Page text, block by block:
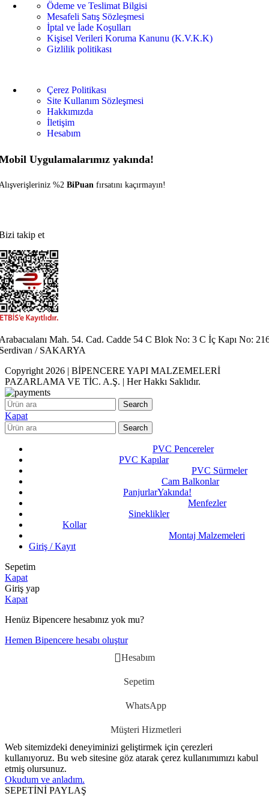
Ödeme ve Teslimat Bilgisi
Mesafeli Satış Sözleşmesi
İptal ve İade Koşulları
Kişisel Verileri Koruma Kanunu (K.V.K.K)
Gizlilik politikası
Çerez Politikası
Site Kullanım Sözleşmesi
Hakkımızda
İletişim
Hesabım
Uygulamalarımız yakında!
%2 BiPuan fırsatını kaçırmayın!
takip et
Mah. 54. Cad. Cadde 54 C Blok No: 3 C İç Kapı No:
/ SAKARYA
Copyright 2026 | BİPENCERE YAPI MALZEMELERİ
PAZARLAMA VE TİC. A.Ş. | Her Hakkı Saklıdır.
Search
Kapat
Search
PVC Pencereler
PVC Kapılar
PVC Sürmeler
Cam Balkonlar
PanjurlarYakında!
Menfezler
Sineklikler
Kollar
Montaj Malzemeleri
Giriş / Kayıt
Sepetim
Kapat
Giriş yap
Kapat
Henüz Bipencere hesabınız yok mu?
Hemen Bipencere hesabı oluştur
Hesabım
Sepetim
WhatsApp
Müşteri Hizmetleri
Web sitemizdeki deneyiminizi geliştirmek için çerezleri
kullanıyoruz. Bu web sitesine göz atarak çerez kullanımımızı kabul
etmiş olursunuz.
Okudum ve anladım.
SEPETİNİ PAYLAŞ